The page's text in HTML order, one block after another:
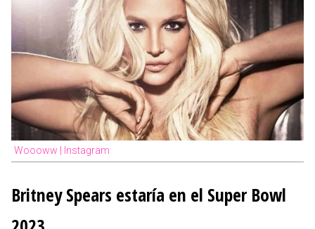
Woooww | Instagram
Britney Spears estaría en el Super Bowl